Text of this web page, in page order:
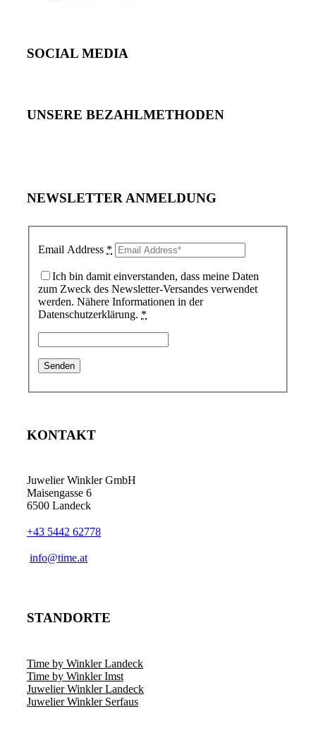
SOCIAL MEDIA
UNSERE BEZAHLMETHODEN
NEWSLETTER ANMELDUNG
Email Address *
Ich bin damit einverstanden, dass meine Daten
zum Zweck des Newsletter-Versandes verwendet
werden. Nähere Informationen in der
Datenschutzerklärung. *
KONTAKT
Juwelier Winkler GmbH
Maisengasse 6
6500 Landeck
+43 5442 62778
info@time.at
STANDORTE
Time by Winkler Landeck
Time by Winkler Imst
Juwelier Winkler Landeck
Juwelier Winkler Serfaus